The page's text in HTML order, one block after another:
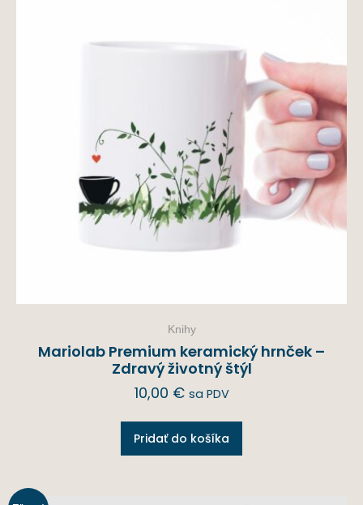
Knihy
Mariolab Premium keramický hrnček –
Zdravý životný štýl
10,00 € sa PDV
Pridať do košíka